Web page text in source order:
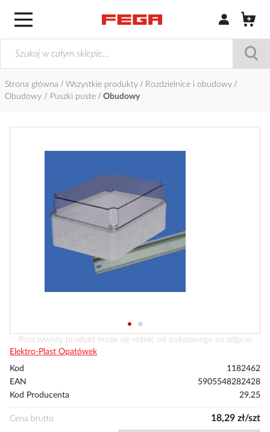
Zaloguj się /
Strona główna Wszystkie produkty
Rozdzielnice i obudowy
Obudowy / Puszki puste
Obudowy
Przejdź
na
początek
Rzeczywisty produkt może się różnić od pokazanego na zdjęciu
Elektro-Plast Opatówek
Kod
1182462
EAN
5905548282428
Kod Producenta
29.25
Cena brutto 18,29 zł/szt